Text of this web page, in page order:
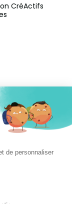
de personnaliser
CréActifs